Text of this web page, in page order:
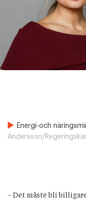
Energi-och
Andersson/
– Det måste bli